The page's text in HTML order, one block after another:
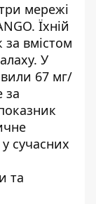
мережі
Їхній
за вмістом
У
67 мг/
за
сучасних
та